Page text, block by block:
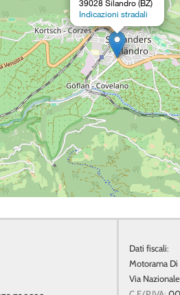
39028 Silandro (BZ)
Indicazioni stradali
Dati fiscali:
Motorama Di
Via